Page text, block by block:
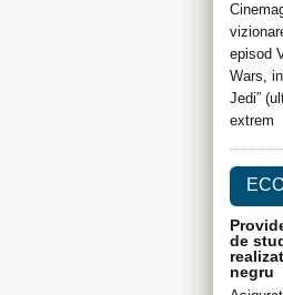
episod
Wars,
Jedi”
extrem
de
negru